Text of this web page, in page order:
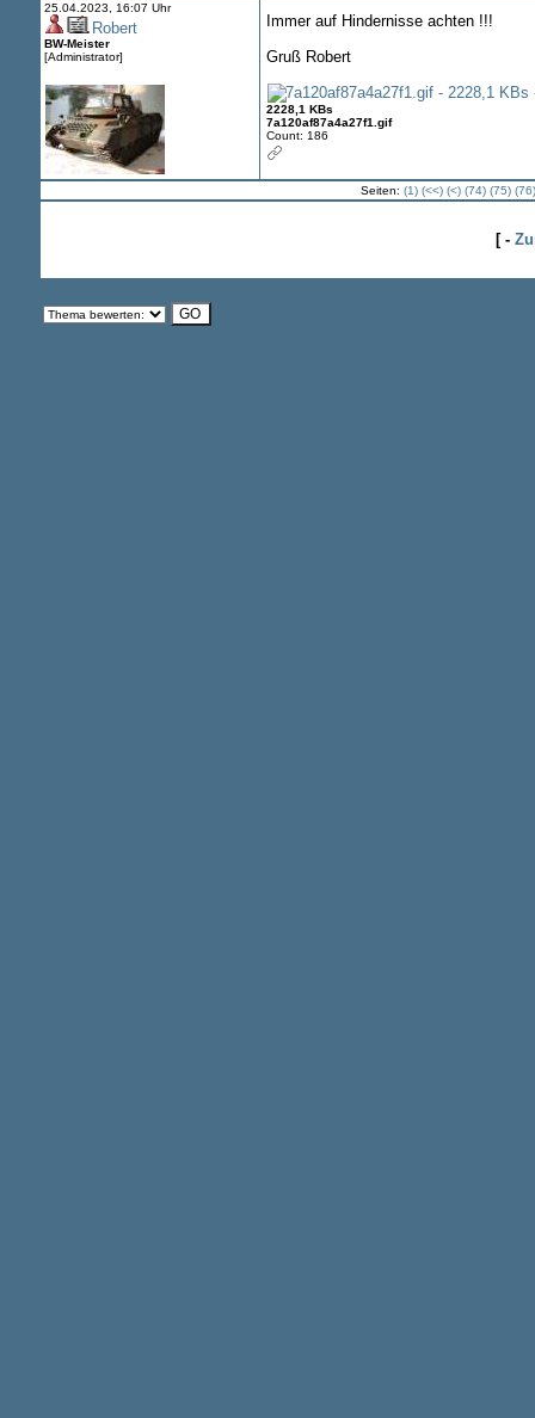
25.04.2023, 16:07 Uhr
Robert
BW-Meister
[Administrator]
Immer auf Hindernisse achten !!!
Gruß Robert
2228,1 KBs
7a120af87a4a27f1.gif
Count: 186
Seiten:(1) (<<) (<) (74) (75)
[ -